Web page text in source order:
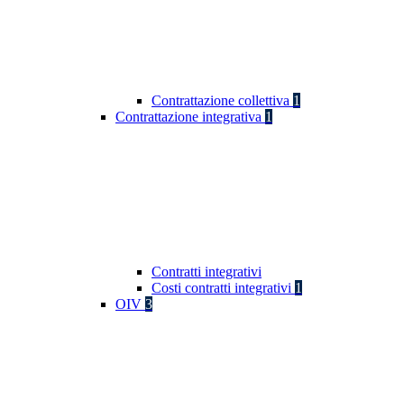
Contrattazione collettiva 1
Contrattazione integrativa 1
Contratti integrativi
Costi contratti integrativi 1
OIV 3